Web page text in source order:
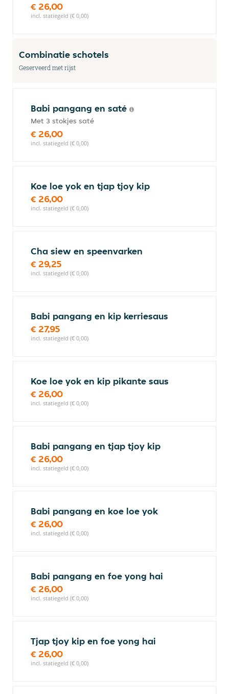
€ 26,00
incl. statiegeld (€ 0,00)
Combinatie schotels
Geserveerd met rijst
Babi pangang en saté
Met 3 stokjes saté
€ 26,00
incl. statiegeld (€ 0,00)
Koe loe yok en tjap tjoy kip
€ 26,00
incl. statiegeld (€ 0,00)
Cha siew en speenvarken
€ 29,25
incl. statiegeld (€ 0,00)
Babi pangang en kip kerriesaus
€ 27,95
incl. statiegeld (€ 0,00)
Koe loe yok en kip pikante saus
€ 26,00
incl. statiegeld (€ 0,00)
Babi pangang en tjap tjoy kip
€ 26,00
incl. statiegeld (€ 0,00)
Babi pangang en koe loe yok
€ 26,00
incl. statiegeld (€ 0,00)
Babi pangang en foe yong hai
€ 26,00
incl. statiegeld (€ 0,00)
Tjap tjoy kip en foe yong hai
€ 26,00
incl. statiegeld (€ 0,00)